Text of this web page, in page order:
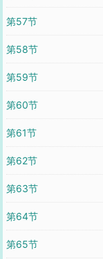
第57节
第58节
第59节
第60节
第61节
第62节
第63节
第64节
第65节